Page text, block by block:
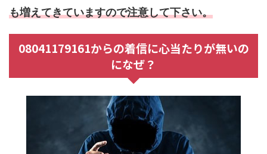
も増えてきていますので注意して下さい。
08041179161からの着信に心当たりが無いの
になぜ？